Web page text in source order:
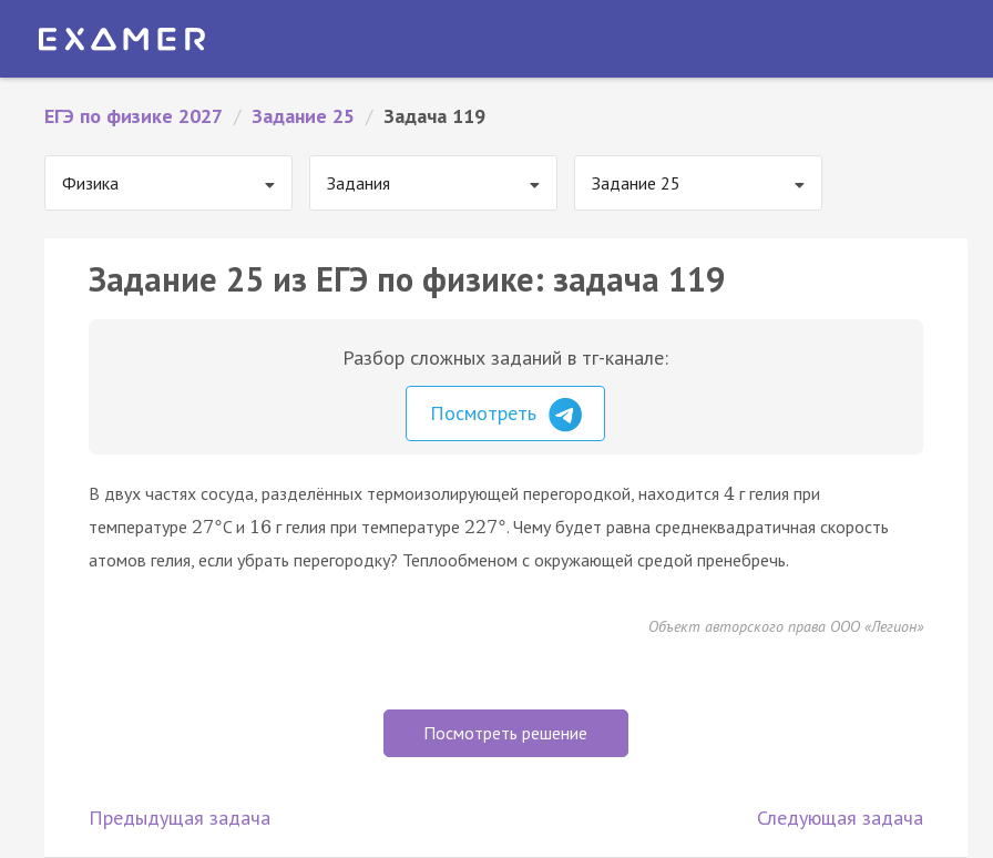
ЕГЭ по физике 2027 / Задание 25 / Задача 119
Физика Задания Задание 25
Задание 25 из ЕГЭ по физике: задача 119
Разбор сложных заданий в тг-канале:
Посмотреть
В двух частях сосуда, разделённых термоизолирующей перегородкой, находится 4 г гелия при
температуре 27°C и 16 г гелия при температуре 227°. Чему будет равна среднеквадратичная скорость
атомов гелия, если убрать перегородку? Теплообменом с окружающей средой пренебречь.
Объект авторского права ООО «Легион»
Посмотреть решение
Предыдущая задача Следующая задача